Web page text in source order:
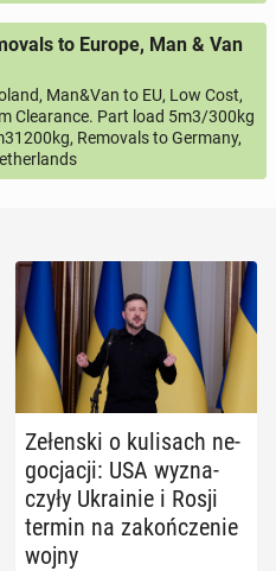
to Europe, Man & Van
Man&Van to EU, Low Cost,
Clearance. Part load 5m3/300kg
Removals to Germany,
Ze­łen­ski o ku­li­sach ne­
go­cja­cji: USA wy­zna­
czy­ły Ukra­inie i Rosji
termin na za­koń­cze­nie
wojny